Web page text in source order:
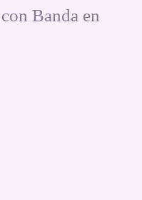
Banda en